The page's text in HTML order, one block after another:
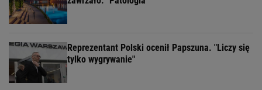
Reprezentant Polski ocenił Papszuna. "Liczy się
tylko wygrywanie"